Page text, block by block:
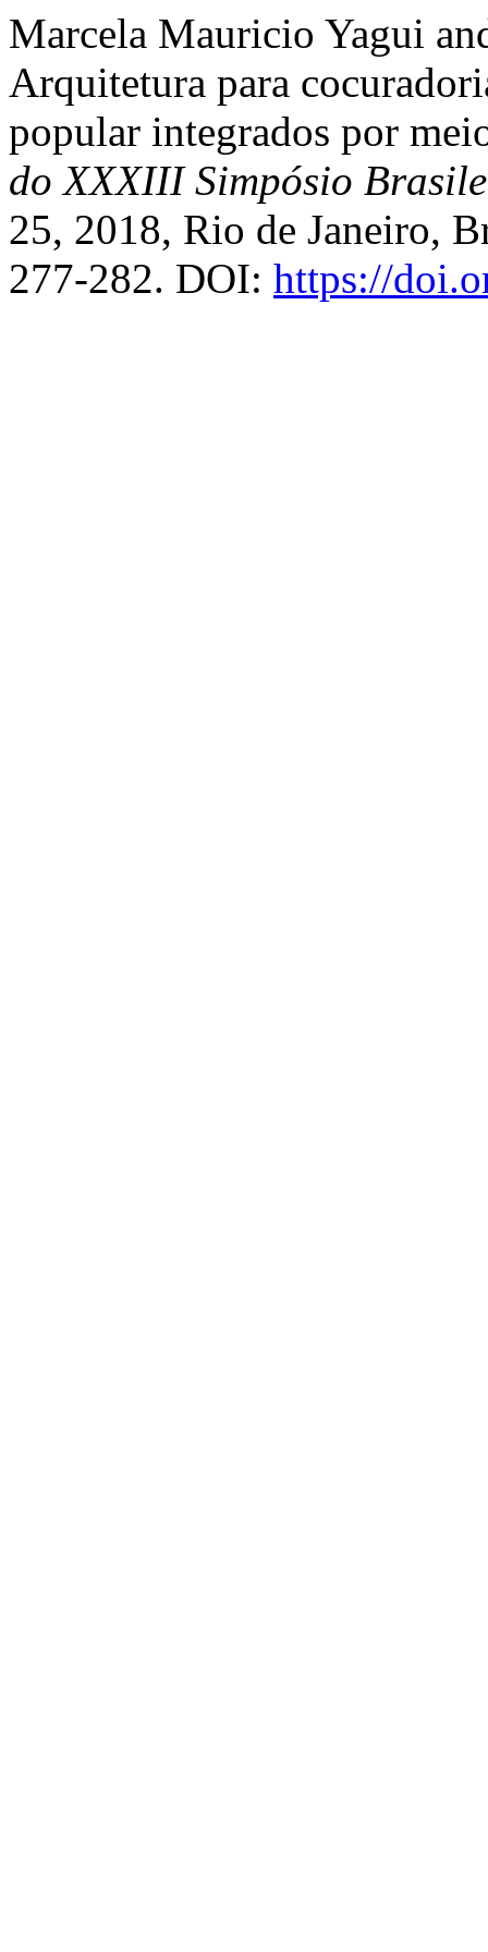
Marcela Mauricio Yagui
Arquitetura para
popular integrados por
do XXXIII Simpósio
25, 2018, Rio de Janeiro,
277-282. DOI: https://